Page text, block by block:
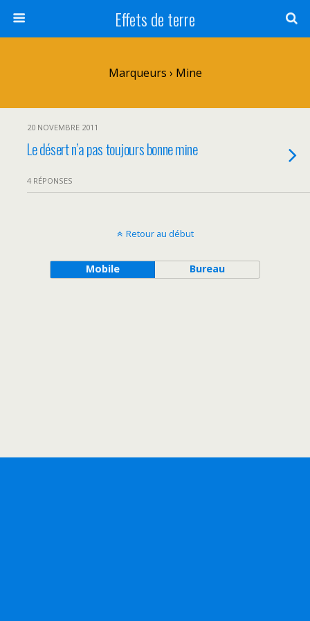
Effets de terre
Marqueurs › Mine
20 NOVEMBRE 2011
Le désert n’a pas toujours bonne mine
4 RÉPONSES
Retour au début
Mobile Bureau